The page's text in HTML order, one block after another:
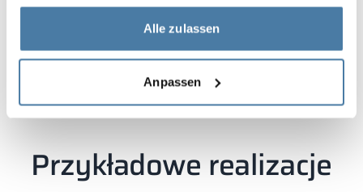
gesammelt haben.
Alle zulassen
Anpassen
byggnadsindustrin och möbeltillverkningen. Vi har
arbetat med dem i över 20 år.
Przykładowe realizacje